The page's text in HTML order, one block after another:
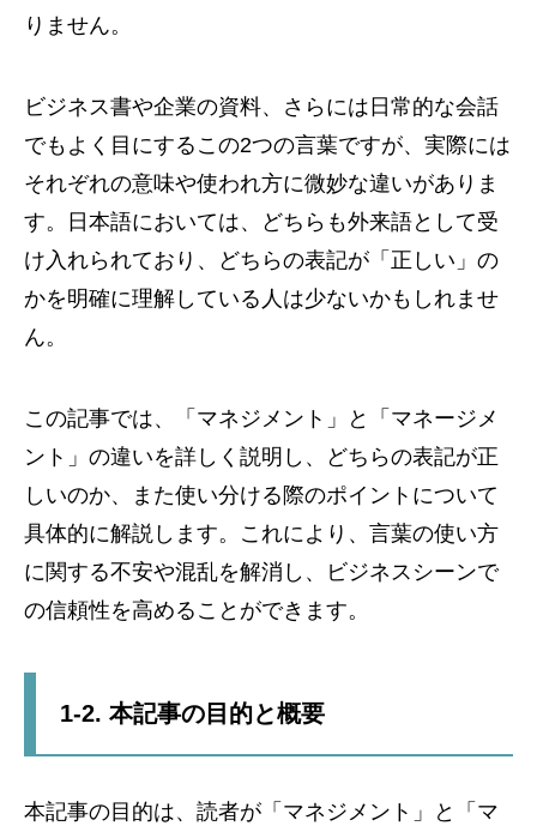
りません。
ビジネス書や企業の資料、さらには日常的な会話
でもよく目にするこの2つの言葉ですが、実際には
それぞれの意味や使われ方に微妙な違いがありま
す。日本語においては、どちらも外来語として受
け入れられており、どちらの表記が「正しい」の
かを明確に理解している人は少ないかもしれませ
ん。
この記事では、「マネジメント」と「マネージメ
ント」の違いを詳しく説明し、どちらの表記が正
しいのか、また使い分ける際のポイントについて
具体的に解説します。これにより、言葉の使い方
に関する不安や混乱を解消し、ビジネスシーンで
の信頼性を高めることができます。
1-2. 本記事の目的と概要
本記事の目的は、読者が「マネジメント」と「マ